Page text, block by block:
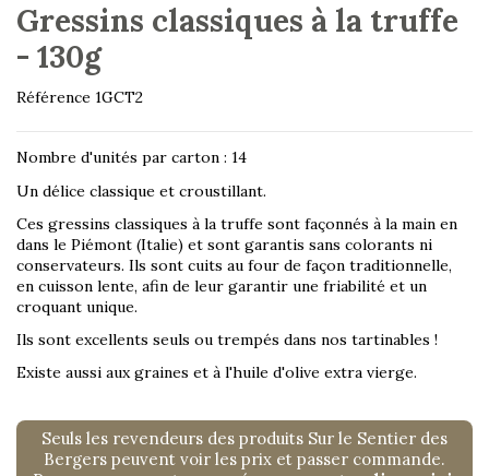
Gressins classiques à la truffe
- 130g
Référence 1GCT2
Nombre d'unités par carton : 14
Un délice classique et croustillant.
Ces gressins classiques à la truffe sont façonnés à la main en
dans le Piémont (Italie) et sont garantis sans colorants ni
conservateurs. Ils sont cuits au four de façon traditionnelle,
en cuisson lente, afin de leur garantir une friabilité et un
croquant unique.
Ils sont excellents seuls ou trempés dans nos tartinables !
Existe aussi aux graines et à l'huile d'olive extra vierge.
Seuls les revendeurs des produits Sur le Sentier des
Bergers peuvent voir les prix et passer commande.